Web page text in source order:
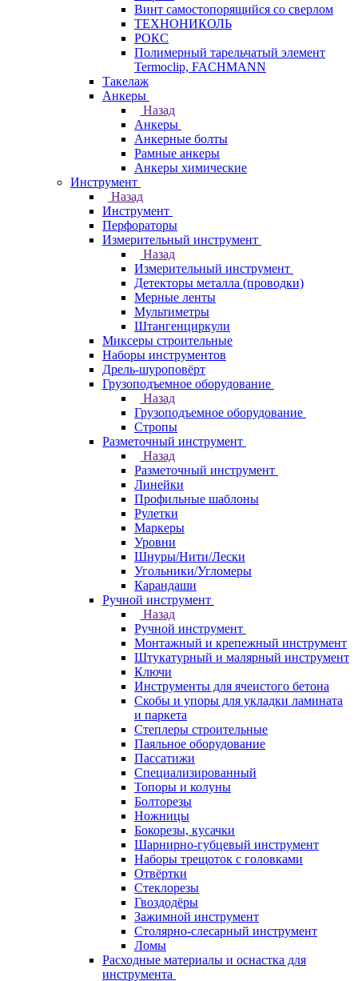
Винт самостопорящийся со сверлом
ТЕХНОНИКОЛЬ
РОКС
Полимерный тарельчатый элемент
Termoclip, FACHMANN
Такелаж
Анкеры
Назад
Анкеры
Анкерные болты
Рамные анкеры
Анкеры химические
Инструмент
Назад
Инструмент
Перфораторы
Измерительный инструмент
Назад
Измерительный инструмент
Детекторы металла (проводки)
Мерные ленты
Мультиметры
Штангенциркули
Миксеры строительные
Наборы инструментов
Дрель-шуроповёрт
Грузоподъемное оборудование
Назад
Грузоподъемное оборудование
Стропы
Разметочный инструмент
Назад
Разметочный инструмент
Линейки
Профильные шаблоны
Рулетки
Маркеры
Уровни
Шнуры/Нити/Лески
Угольники/Угломеры
Карандаши
Ручной инструмент
Назад
Ручной инструмент
Монтажный и крепежный инструмент
Штукатурный и малярный инструмент
Ключи
Инструменты для ячеистого бетона
Скобы и упоры для укладки ламината
и паркета
Степлеры строительные
Паяльное оборудование
Пассатижи
Специализированный
Топоры и колуны
Болторезы
Ножницы
Бокорезы, кусачки
Шарнирно-губцевый инструмент
Наборы трещоток с головками
Отвёртки
Стеклорезы
Гвоздодёры
Зажимной инструмент
Столярно-слесарный инструмент
Ломы
Расходные материалы и оснастка для
инструмента